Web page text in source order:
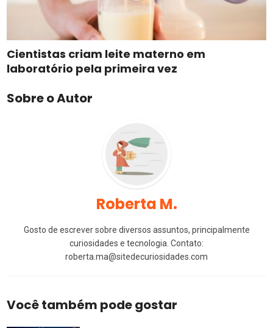
Cientistas criam leite materno em
laboratório pela primeira vez
Sobre o Autor
Roberta M.
Gosto de escrever sobre diversos assuntos, principalmente
curiosidades e tecnologia. Contato:
roberta.ma@sitedecuriosidades.com
Você também pode gostar